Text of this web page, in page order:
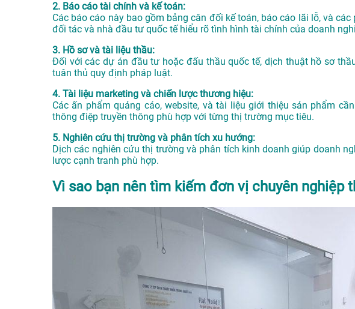
2. Báo cáo tài chính và kế toán:
Các báo cáo này bao gồm bảng cân đối kế toán, báo cáo lãi lỗ, và
đối tác và nhà đầu tư quốc tế hiểu rõ tình hình tài chính của doanh
3. Hồ sơ và tài liệu thầu:
Đối với các dự án đầu tư hoặc đấu thầu quốc tế, dịch thuật hồ sơ
tuân thủ quy định pháp luật.
4. Tài liệu marketing và chiến lược thương hiệu:
Các ấn phẩm quảng cáo, website, và tài liệu giới thiệu sản phẩm
thông điệp truyền thông phù hợp với từng thị trường mục tiêu.
5. Nghiên cứu thị trường và phân tích xu hướng:
Dịch các nghiên cứu thị trường và phân tích kinh doanh giúp doanh
lược cạnh tranh phù hợp.
Vì sao bạn nên tìm kiếm đơn vị chuyên nghiệp